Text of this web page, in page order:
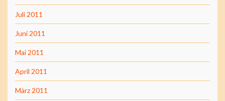
Juli 2011
Juni 2011
Mai 2011
April 2011
März 2011